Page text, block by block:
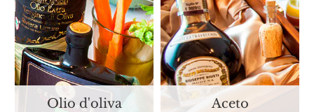
Olio d'oliva Aceto